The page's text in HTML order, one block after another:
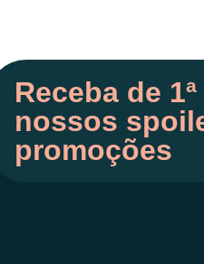
Receba de
nossos
promoções